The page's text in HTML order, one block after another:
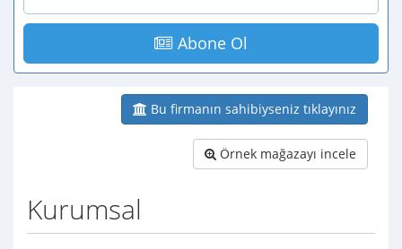
Abone Ol
Bu firmanın sahibiyseniz tıklayınız
Örnek mağazayı incele
Kurumsal